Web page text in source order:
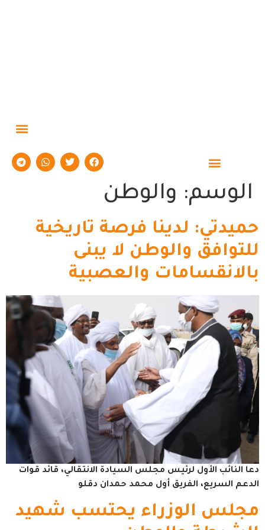
الوسم: والوطن
حميدتي: لدينا فرصة تاريخية
للتوافق والوطن لا يبنى
بالانقسامات والعصبية
دعا النائب الأول لرئيس مجلس السيادة الانتقالي، قائد قوات
الدعم السريع، الفريق أول محمد حمدان دقلو
مجلس الوزراء يحتسب شهيد